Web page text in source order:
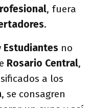
, fuera
.
Estudiantes no
Rosario Central,
a los
, se consagren